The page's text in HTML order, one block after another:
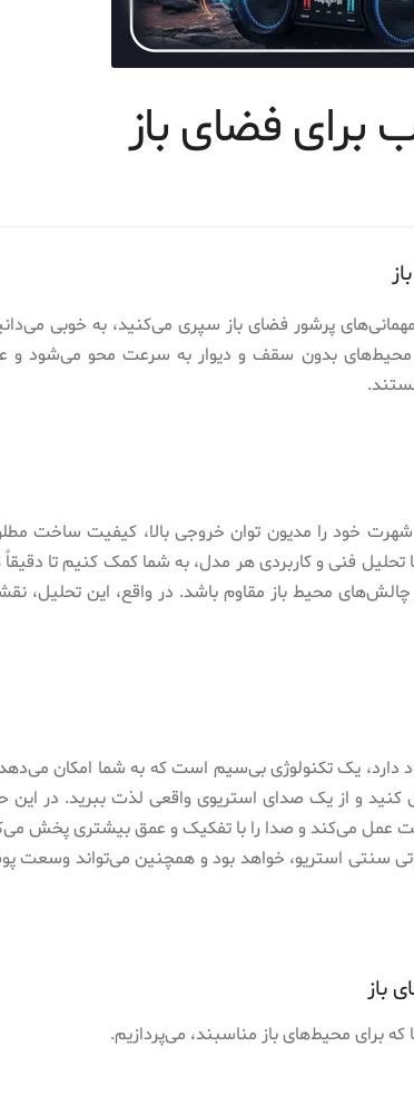
برای فضای باز
پرشور فضای باز سپری می‌کنید، به خوبی
محیط‌های بدون سقف و دیوار به سرعت محو می‌شود و
شهرت خود را مدیون توان خروجی بالا، کیفیت ساخت
فنی و کاربردی هر مدل، به شما کمک کنیم تا
محیط باز مقاوم باشد. در واقع، این تحلیل،
دارد، یک تکنولوژی بی‌سیم است که به شما امکان
کنید و از یک صدای استریوی واقعی لذت ببرید. در این
عمل می‌کند و صدا را با تفکیک و عمق بیشتری پخش
سنتی استریو، خواهد بود و همچنین می‌تواند وسعت
باز
برای محیط‌های باز مناسبند، می‌پردازیم.
راهنمای کامل سایز کیبوردها ردراگون صدایی فراتر از انتظار